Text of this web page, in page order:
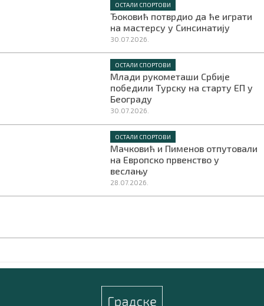
ОСТАЛИ СПОРТОВИ
Ђоковић потврдио да ће играти
на мастерсу у Синсинатију
30.07.2026.
ОСТАЛИ СПОРТОВИ
Млади рукометаши Србије
победили Турску на старту ЕП у
Београду
30.07.2026.
ОСТАЛИ СПОРТОВИ
Мачковић и Пименов отпутовали
на Европско првенство у
веслању
28.07.2026.